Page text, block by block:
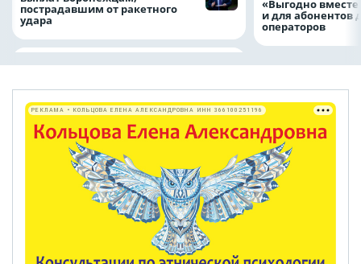
пострадавшим от ракетного
удара
«Выгодно
и для абонентов
операторов
РЕКЛАМА • КОЛЬЦОВА ЕЛЕНА АЛЕКСАНДРОВНА ИНН 366100251196